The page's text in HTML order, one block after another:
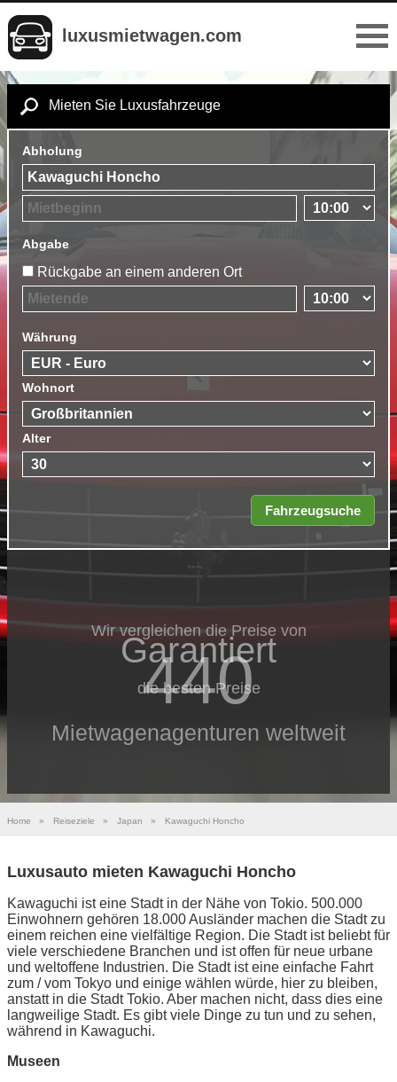
luxusmietwagen.com
Mieten Sie Luxusfahrzeuge
Abholung
Abgabe
Rückgabe an einem anderen Ort
Währung
Wohnort
Alter
Wir vergleichen die Preise von
440
Mietwagenagenturen weltweit
Garantiert
die besten Preise
Home » Reiseziele » Japan » Kawaguchi Honcho
Luxusauto mieten Kawaguchi Honcho
Kawaguchi ist eine Stadt in der Nähe von Tokio. 500.000
Einwohnern gehören 18.000 Ausländer machen die Stadt zu
einem reichen eine vielfältige Region. Die Stadt ist beliebt für
viele verschiedene Branchen und ist offen für neue urbane
und weltoffene Industrien. Die Stadt ist eine einfache Fahrt
zum / vom Tokyo und einige wählen würde, hier zu bleiben,
anstatt in die Stadt Tokio. Aber machen nicht, dass dies eine
langweilige Stadt. Es gibt viele Dinge zu tun und zu sehen,
während in Kawaguchi.
Museen